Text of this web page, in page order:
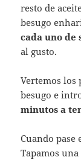
resto de
besugo
cada uno de
al gusto.
Vertemos los
besugo e
minutos a
Cuando
Tapamos